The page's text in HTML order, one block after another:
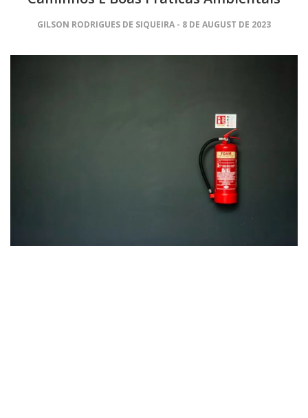
GILSON RODRIGUES DE SIQUEIRA 8 DE AUGUST DE 2023